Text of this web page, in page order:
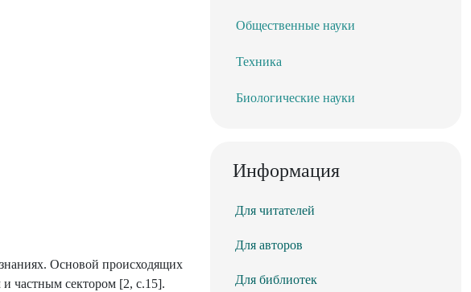
Основой происходящих
и частным сектором [2, c.15].
Общественные науки
Техника
Биологические науки
Информация
Для читателей
Для авторов
Для библиотек